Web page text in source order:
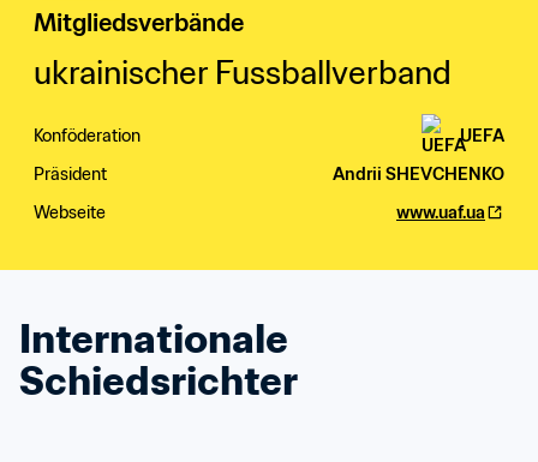
Mitgliedsverbände
ukrainischer Fussballverband
Konföderation
UEFA
Präsident
Andrii SHEVCHENKO
Webseite
www.uaf.ua
Internationale
Schiedsrichter